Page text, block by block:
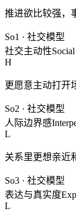
推进欲比较强，
So1 · 社交模型
社交主动性
H
更愿意主动打开
So2 · 社交模型
人际边界感
L
关系里更想亲近
So3 · 社交模型
表达与真实度
L